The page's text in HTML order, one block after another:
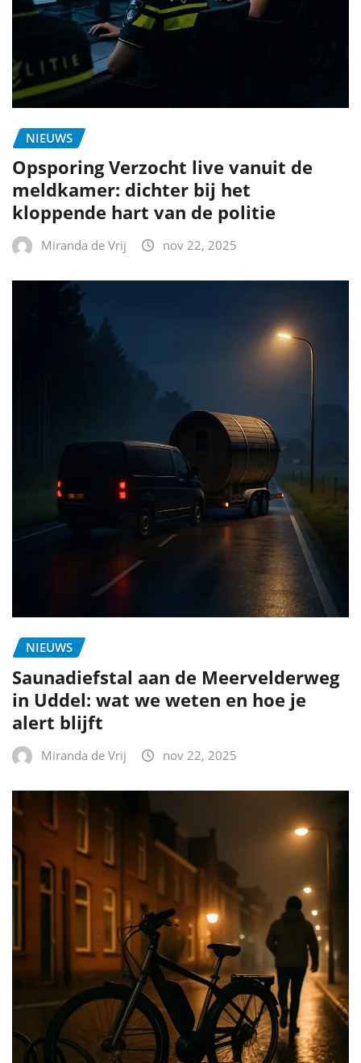
NIEUWS
Opsporing Verzocht live vanuit de
meldkamer: dichter bij het
kloppende hart van de politie
Miranda de Vrij nov 22, 2025
NIEUWS
Saunadiefstal aan de Meervelderweg
in Uddel: wat we weten en hoe je
alert blijft
Miranda de Vrij nov 22, 2025